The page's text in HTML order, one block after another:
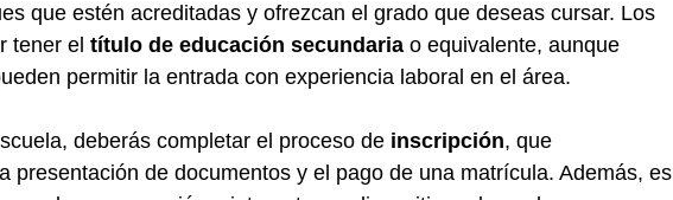
que estén acreditadas y ofrezcan el grado que deseas cursar. Los
tener el título de educación secundariao equivalente, aunque
permitir la entrada con experiencia laboral en el área.
deberás completar el proceso de inscripción, que
presentación de documentos y el pago de una matrícula. Además, es